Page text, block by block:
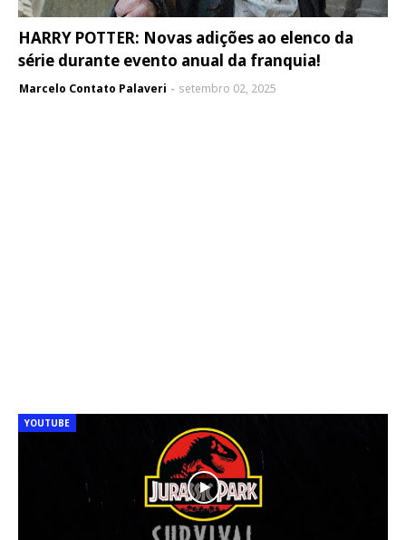
HARRY POTTER: Novas adições ao elenco da
série durante evento anual da franquia!
Marcelo Contato Palaveri setembro 02, 2025
YOUTUBE